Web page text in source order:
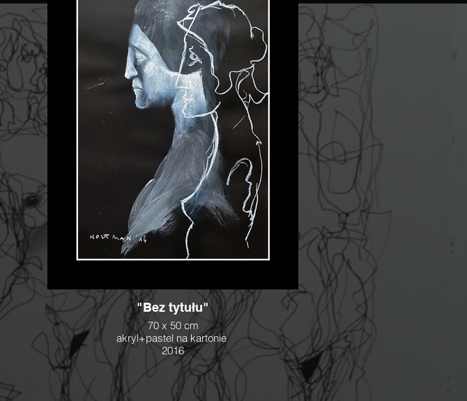
"Bez tytułu"
70 x 50 cm
akryl+pastel na kartonie
2016